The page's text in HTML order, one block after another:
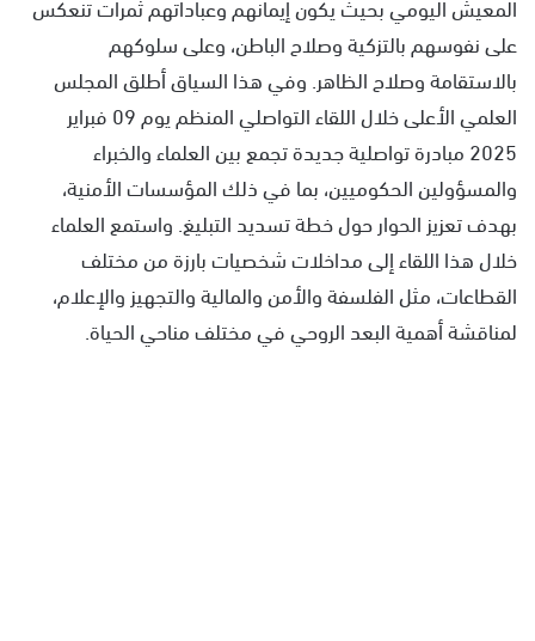
على نفوسهم بالتزكية وصلاح الباطن، وعلى سلوكهم
بالاستقامة وصلاح الظاهر. وفي هذا السياق أطلق المجلس
العلمي الأعلى خلال اللقاء التواصلي المنظم يوم 09 فبراير
2025 مبادرة تواصلية جديدة تجمع بين العلماء والخبراء
والمسؤولين الحكوميين، بما في ذلك المؤسسات الأمنية،
بهدف تعزيز الحوار حول خطة تسديد التبليغ. واستمع العلماء
خلال هذا اللقاء إلى مداخلات شخصيات بارزة من مختلف
القطاعات، مثل الفلسفة والأمن والمالية والتجهيز والإعلام،
لمناقشة أهمية البعد الروحي في مختلف مناحي الحياة.